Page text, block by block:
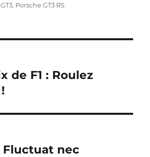
, Porsche GT3 RS
de F1 : Roulez
Fluctuat nec